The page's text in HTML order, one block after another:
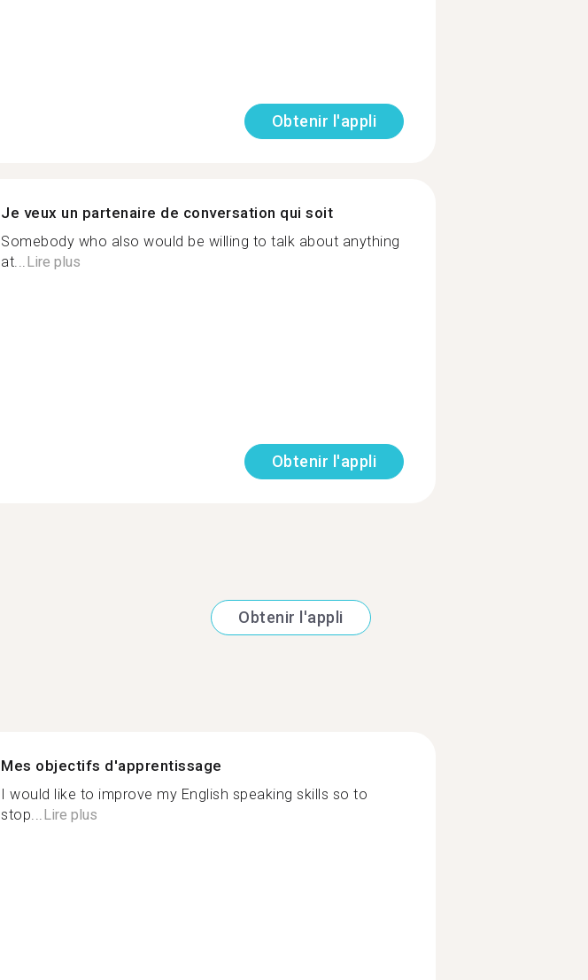
Obtenir l'appli
Je veux un partenaire de conversation qui soit
Somebody who also would be willing to talk about anything
at...Lire plus
Obtenir l'appli
Obtenir l'appli
Mes objectifs d'apprentissage
I would like to improve my English speaking skills so to
stop... Lire plus